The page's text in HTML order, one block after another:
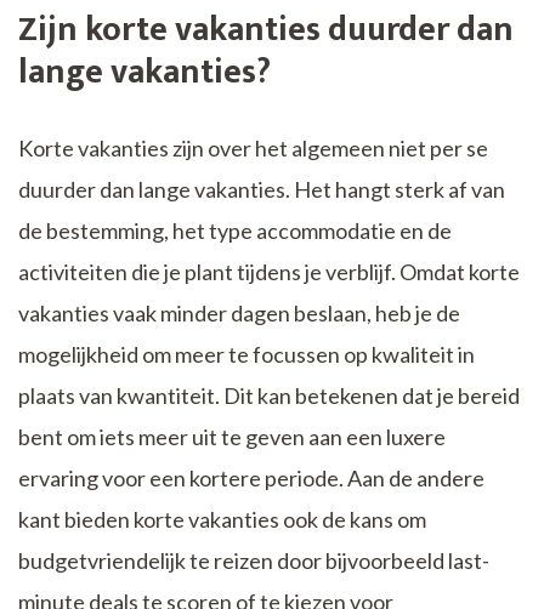
Zijn korte vakanties duurder dan
lange vakanties?
Korte vakanties zijn over het algemeen niet per se
duurder dan lange vakanties. Het hangt sterk af van
de bestemming, het type accommodatie en de
activiteiten die je plant tijdens je verblijf. Omdat korte
vakanties vaak minder dagen beslaan, heb je de
mogelijkheid om meer te focussen op kwaliteit in
plaats van kwantiteit. Dit kan betekenen dat je bereid
bent om iets meer uit te geven aan een luxere
ervaring voor een kortere periode. Aan de andere
kant bieden korte vakanties ook de kans om
budgetvriendelijk te reizen door bijvoorbeeld last-
minute deals te scoren of te kiezen voor